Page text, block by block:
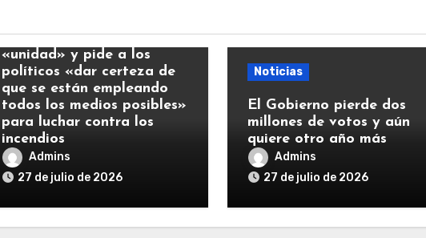
El Rey llama a la
«unidad» y pide a los
políticos «dar certeza de
que se están empleando
todos los medios posibles»
para luchar contra los
incendios
Admins
27 de julio de 2026
Noticias
El Gobierno pierde dos
millones de votos y aún
quiere otro año más
Admins
27 de julio de 2026